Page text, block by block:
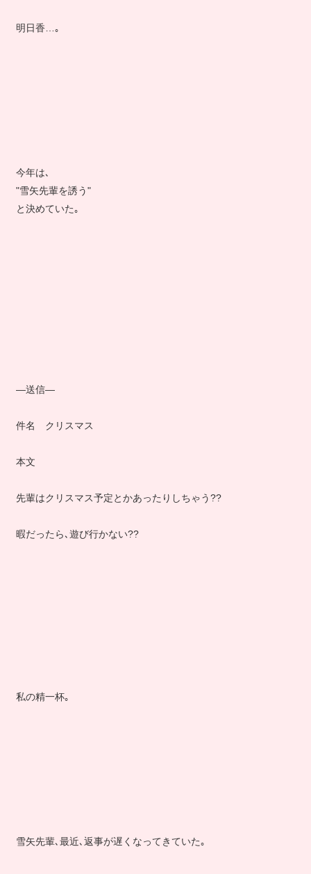
明日香…｡
今年は､
"雪矢先輩を誘う"
と決めていた｡
―送信―
件名 クリスマス
本文
先輩はクリスマス予定とかあったりしちゃう??
暇だったら､遊び行かない??
私の精一杯｡
雪矢先輩､最近､返事が遅くなってきていた｡